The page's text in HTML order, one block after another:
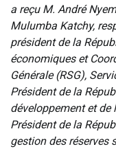
a reçu M. André
Mulumba Katchy,
président de la
économiques et
Générale (RSG),
Président de la
développement et
Président de la
gestion des réserves